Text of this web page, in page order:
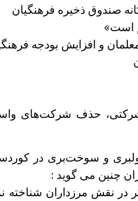
صندوق ذخیره فرهنگیان
و افزایش بودجه فرهنگیان
حذف شرکت‌های
و سوخت‌بری در
چنین می گوید :
در نقش مرزداران